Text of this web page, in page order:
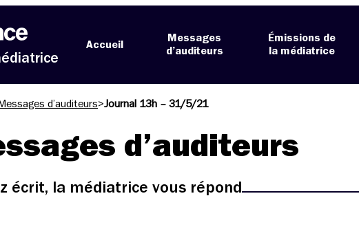
Accueil
Messages
d’auditeurs
Émissions de
la médiatrice
Messages d’auditeurs>Journal 13h – 31/5/21
d’auditeurs
écrit, la médiatrice vous répond